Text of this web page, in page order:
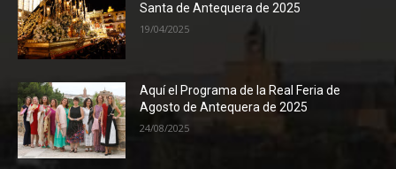
Santa de Antequera de 2025
19/04/2025
Aquí el Programa de la Real Feria de
Agosto de Antequera de 2025
24/08/2025